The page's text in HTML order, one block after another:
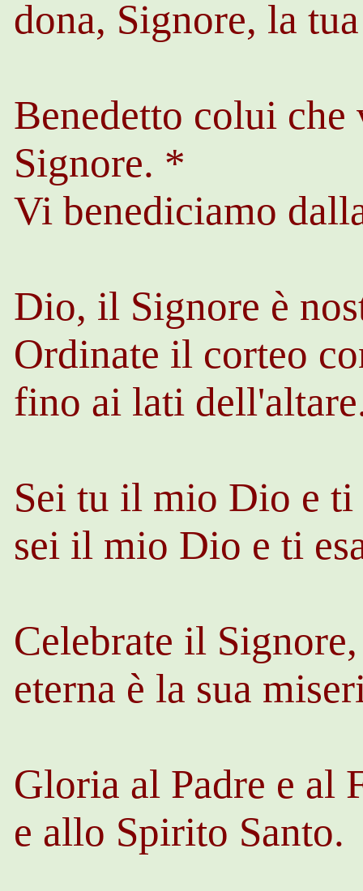
dona, Signore, la
Benedetto colui
Signore. *
Vi benediciamo
Dio, il Signore è
Ordinate il corteo
fino ai lati
Sei tu il mio Dio e
sei il mio Dio e ti
Celebrate il
eterna è la sua
Gloria al Padre e
e allo Spirito Santo.